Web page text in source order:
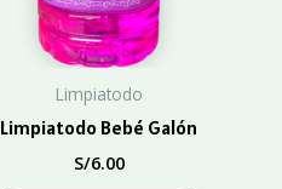
Limpiatodo
Limpiatodo Bebé Galón
S/6.00